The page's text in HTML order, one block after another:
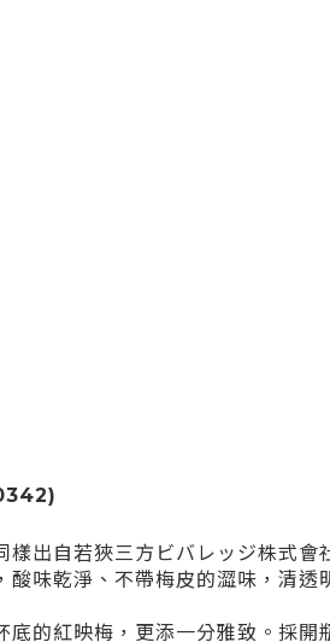
出自若狹三方ビバレッジ株式會
酸味乾淨、不帶梅皮的澀味，清
底的紅映梅，更添一分雅致。採